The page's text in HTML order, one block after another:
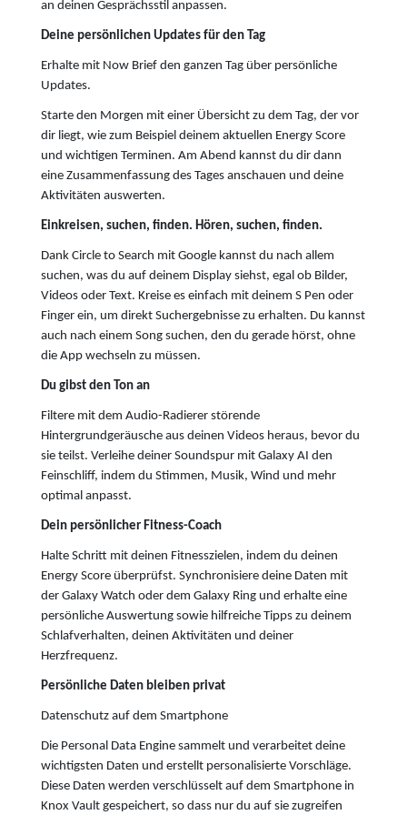
an deinen Gesprächsstil anpassen.
Deine persönlichen Updates für den Tag
Erhalte mit Now Brief den ganzen Tag über persönliche
Updates.
Starte den Morgen mit einer Übersicht zu dem Tag, der vor
dir liegt, wie zum Beispiel deinem aktuellen Energy Score
und wichtigen Terminen. Am Abend kannst du dir dann
eine Zusammenfassung des Tages anschauen und deine
Aktivitäten auswerten.
Einkreisen, suchen, finden. Hören, suchen, finden.
Dank Circle to Search mit Google kannst du nach allem
suchen, was du auf deinem Display siehst, egal ob Bilder,
Videos oder Text. Kreise es einfach mit deinem S Pen oder
Finger ein, um direkt Suchergebnisse zu erhalten. Du kannst
auch nach einem Song suchen, den du gerade hörst, ohne
die App wechseln zu müssen.
Du gibst den Ton an
Filtere mit dem Audio-Radierer störende
Hintergrundgeräusche aus deinen Videos heraus, bevor du
sie teilst. Verleihe deiner Soundspur mit Galaxy AI den
Feinschliff, indem du Stimmen, Musik, Wind und mehr
optimal anpasst.
Dein persönlicher Fitness-Coach
Halte Schritt mit deinen Fitnesszielen, indem du deinen
Energy Score überprüfst. Synchronisiere deine Daten mit
der Galaxy Watch oder dem Galaxy Ring und erhalte eine
persönliche Auswertung sowie hilfreiche Tipps zu deinem
Schlafverhalten, deinen Aktivitäten und deiner
Herzfrequenz.
Persönliche Daten bleiben privat
Datenschutz auf dem Smartphone
Die Personal Data Engine sammelt und verarbeitet deine
wichtigsten Daten und erstellt personalisierte Vorschläge.
Diese Daten werden verschlüsselt auf dem Smartphone in
Knox Vault gespeichert, so dass nur du auf sie zugreifen